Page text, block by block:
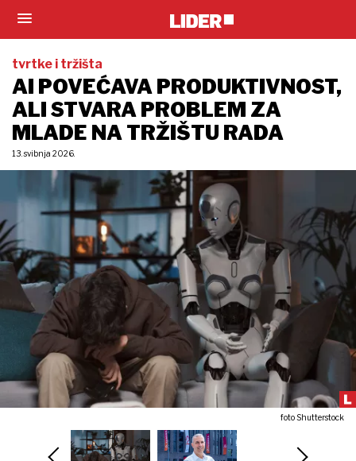
tvrtke i tržišta
AI POVEĆAVA PRODUKTIVNOST,
ALI STVARA PROBLEM ZA
MLADE NA TRŽIŠTU RADA
13. svibnja 2026.
foto Shutterstock